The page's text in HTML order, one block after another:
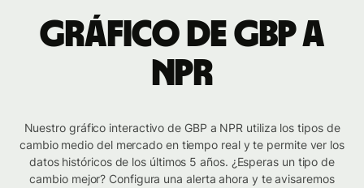
Gráfico de GBP a
NPR
Nuestro gráfico interactivo de GBP a NPR utiliza los tipos de
cambio medio del mercado en tiempo real y te permite ver los
datos históricos de los últimos 5 años. ¿Esperas un tipo de
cambio mejor? Configura una alerta ahora y te avisaremos